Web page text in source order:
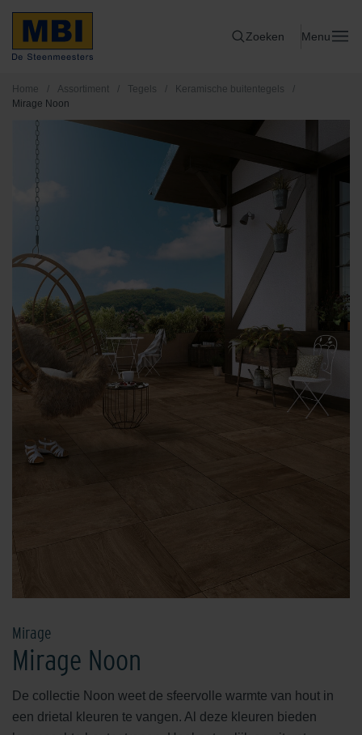
Zoeken Menu
Home / Assortiment / Tegels / Keramische buitentegels
/
Mirage Noon
Mirage
Mirage Noon
De collectie Noon weet de sfeervolle warmte van hout in
een drietal kleuren te vangen. Al deze kleuren bieden